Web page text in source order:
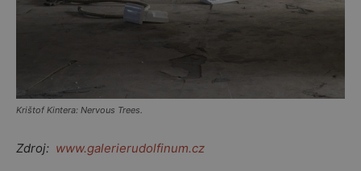
Krištof Kintera: Nervous Trees.
Zdroj: www.galerierudolfinum.cz